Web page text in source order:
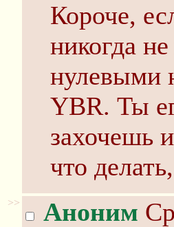
Короче,
никогда
нулевыми
YBR. Ты
захочешь
что
>> Аноним